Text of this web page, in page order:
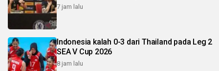
7 jam lalu
Indonesia kalah 0-3 dari Thailand pada Leg 2
SEA V Cup 2026
8 jam lalu